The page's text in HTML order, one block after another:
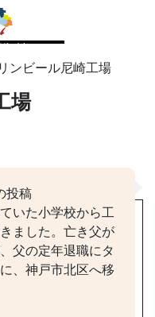
ジェクト
ンビール尼崎工場
場
投稿
いた小学校から工
ました。亡き父が
父の定年退職にタ
、神戸市北区へ移